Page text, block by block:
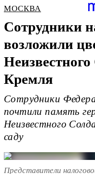
МОСКВА
Сотрудники
возложили
Кремля
Сотрудники
почтили память
Неизвестного
саду
Представители